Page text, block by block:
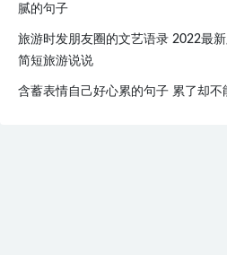
腻的句子
旅游时发朋友圈的文艺语录 2022最
简短旅游说说
含蓄表情自己好心累的句子 累了却不